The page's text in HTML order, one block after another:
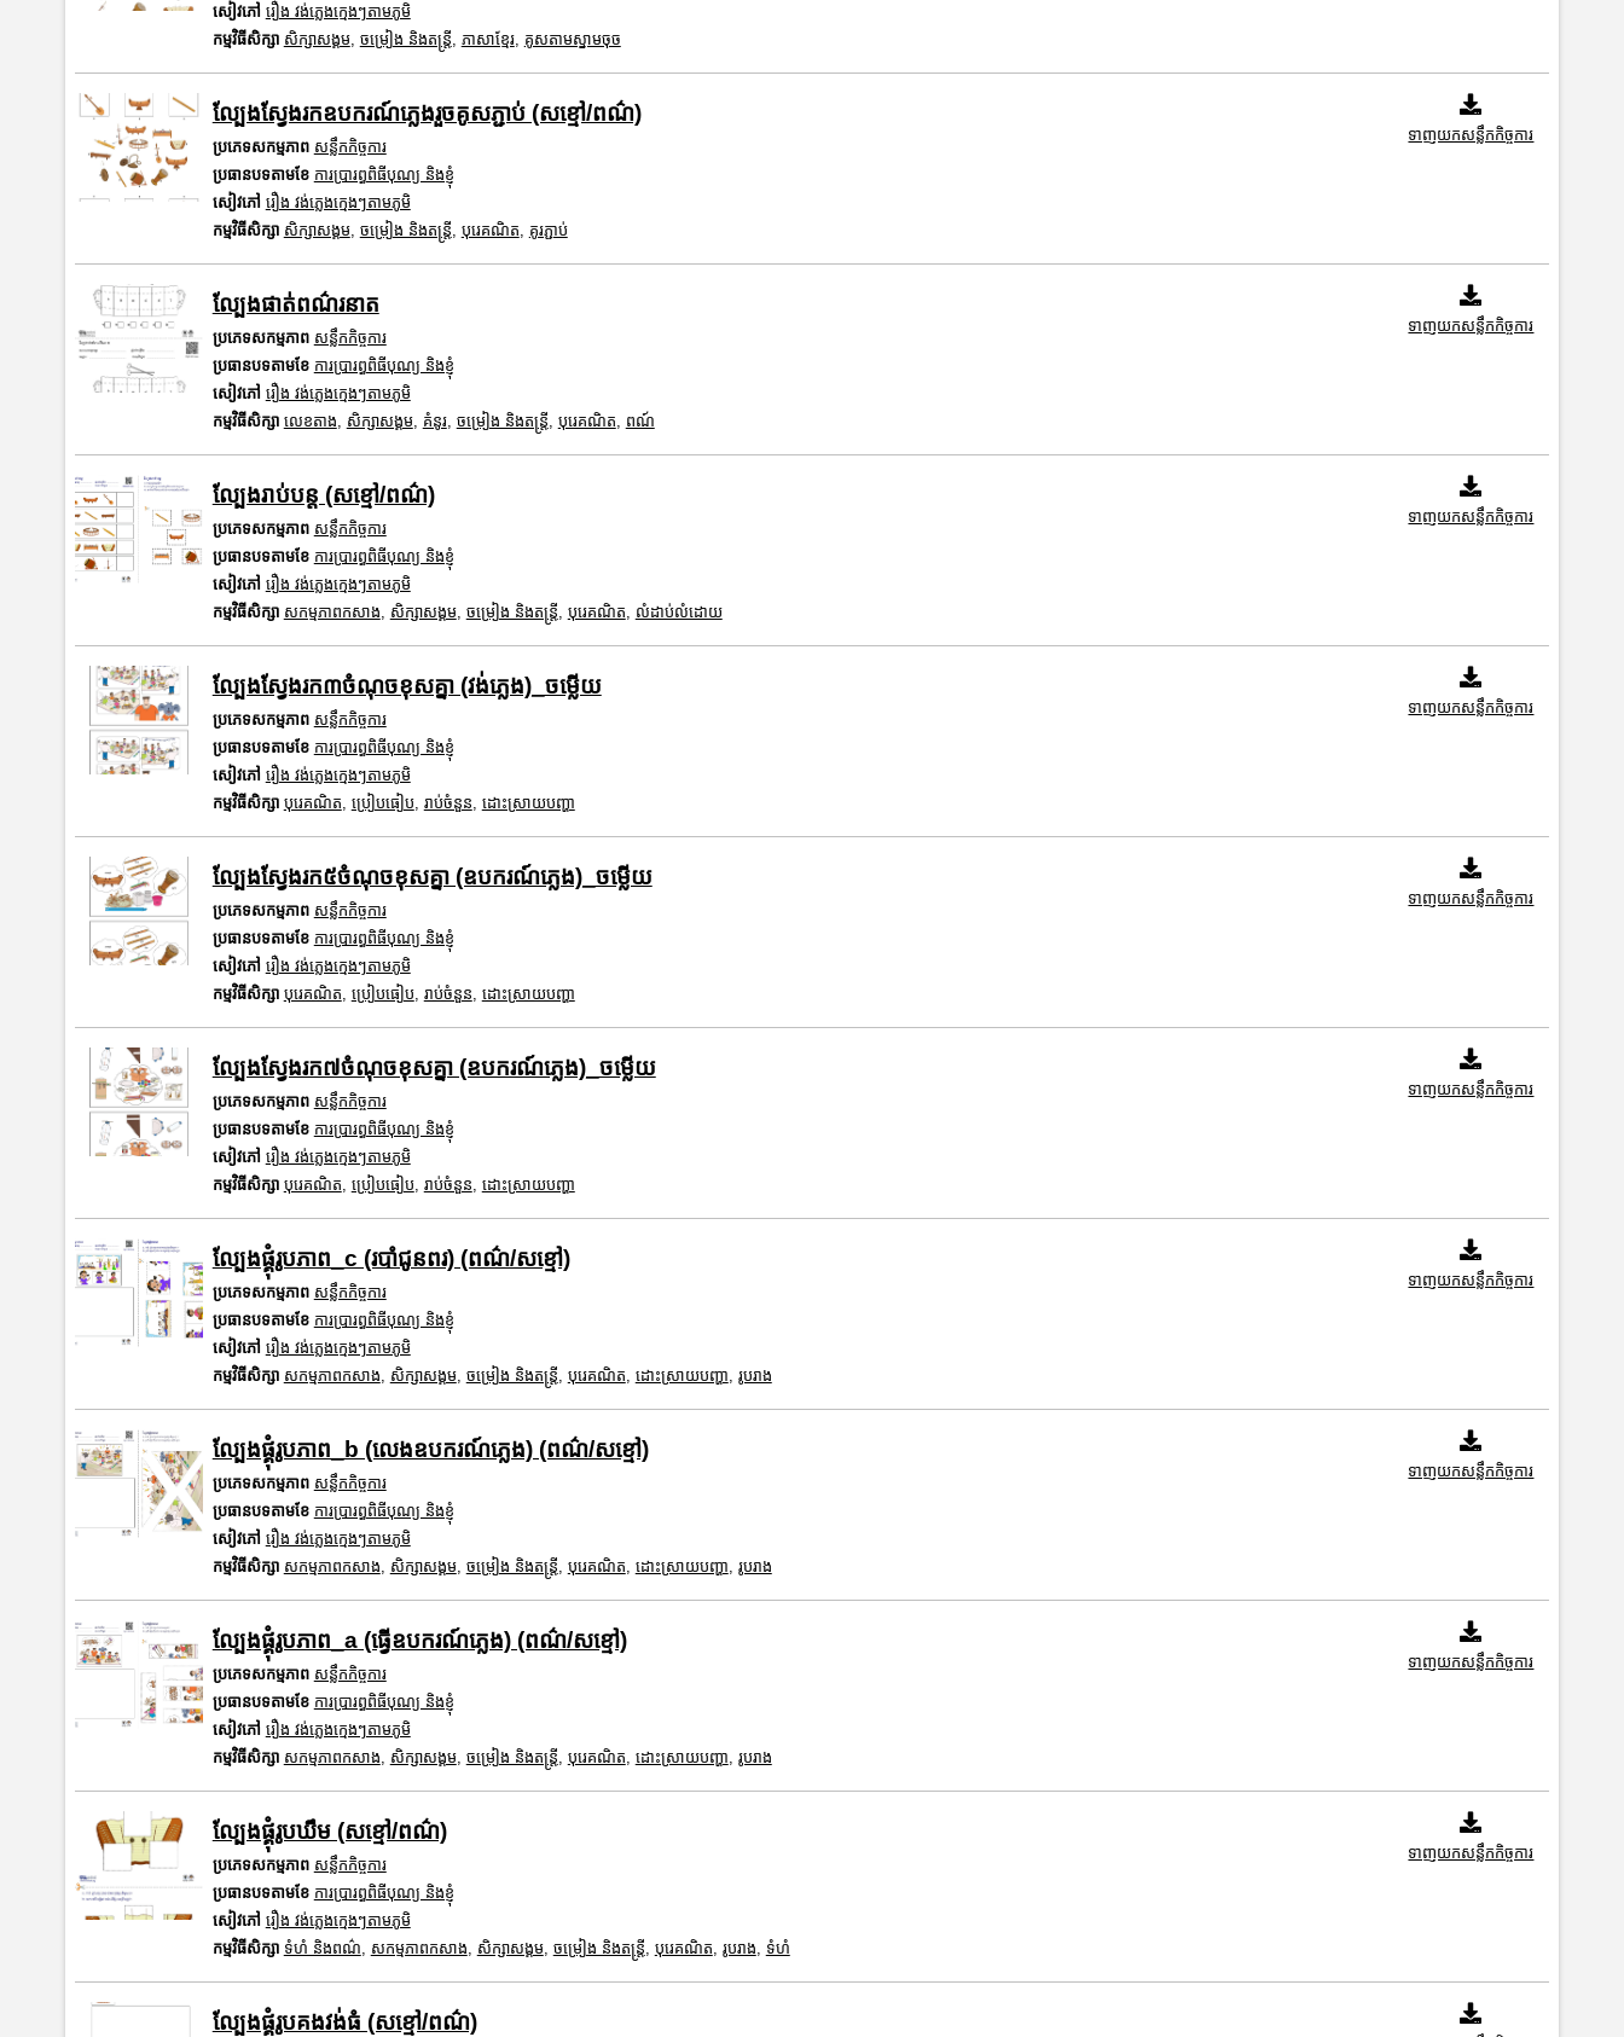
សៀវភៅ រឿង វង់ភ្លេងក្មេងៗតាមភូមិ
កម្មវិធីសិក្សា សិក្សាសង្គម, ចម្រៀង និងតន្ត្រី ភាសាខ្មែរ, គូសតាមស្នាមចុច
ល្បែងស្វែងរកឧបករណ៍ភ្លេងរួចគូសភ្ជាប់ (សខ្មៅ/ពណ៌)
ប្រភេទសកម្មភាព សន្លឹកកិច្ចការ
ប្រធានបទតាមខែ ការប្រារព្ធពិធីបុណ្យ និងខ្ញុំ
សៀវភៅ រឿង វង់ភ្លេងក្មេងៗតាមភូមិ
កម្មវិធីសិក្សា សិក្សាសង្គម, ចម្រៀង និងតន្ត្រី បុរេគណិត គូរភ្ជាប់
ទាញយកសន្លឹកកិច្ចការ
ល្បែងផាត់ពណ៌រនាត
ប្រភេទសកម្មភាព សន្លឹកកិច្ចការ
ប្រធានបទតាមខែ ការប្រារព្ធពិធីបុណ្យ និងខ្ញុំ
សៀវភៅ រឿង វង់ភ្លេងក្មេងៗតាមភូមិ
កម្មវិធីសិក្សា លេខតាង សិក្សាសង្គម, គំនូរ, ចម្រៀង និងតន្ត្រី បុរេគណិត ពណ៍
ទាញយកសន្លឹកកិច្ចការ
ល្បែងរាប់បន្ត (សខ្មៅ/ពណ៌)
ប្រភេទសកម្មភាព សន្លឹកកិច្ចការ
ប្រធានបទតាមខែ ការប្រារព្ធពិធីបុណ្យ និងខ្ញុំ
សៀវភៅ រឿង វង់ភ្លេងក្មេងៗតាមភូមិ
កម្មវិធីសិក្សា សកម្មភាពកសាង សិក្សាសង្គម, ចម្រៀង និងតន្ត្រី បុរេគណិត លំដាប់លំដោយ
ទាញយកសន្លឹកកិច្ចការ
ល្បែងស្វែងរក៣ចំណុចខុសគ្នា (វង់ភ្លេង)_ចម្លើយ
ប្រភេទសកម្មភាព សន្លឹកកិច្ចការ
ប្រធានបទតាមខែ ការប្រារព្ធពិធីបុណ្យ និងខ្ញុំ
សៀវភៅ រឿង វង់ភ្លេងក្មេងៗតាមភូមិ
កម្មវិធីសិក្សា បុរេគណិត ប្រៀបធៀប, រាប់ចំនួន ដោះស្រាយបញ្ហា
ទាញយកសន្លឹកកិច្ចការ
ល្បែងស្វែងរក៥ចំណុចខុសគ្នា (ឧបករណ៍ភ្លេង)_ចម្លើយ
ប្រភេទសកម្មភាព សន្លឹកកិច្ចការ
ប្រធានបទតាមខែ ការប្រារព្ធពិធីបុណ្យ និងខ្ញុំ
សៀវភៅ រឿង វង់ភ្លេងក្មេងៗតាមភូមិ
កម្មវិធីសិក្សា បុរេគណិត ប្រៀបធៀប, រាប់ចំនួន ដោះស្រាយបញ្ហា
ទាញយកសន្លឹកកិច្ចការ
ល្បែងស្វែងរក៧ចំណុចខុសគ្នា (ឧបករណ៍ភ្លេង)_ចម្លើយ
ប្រភេទសកម្មភាព សន្លឹកកិច្ចការ
ប្រធានបទតាមខែ ការប្រារព្ធពិធីបុណ្យ និងខ្ញុំ
សៀវភៅ រឿង វង់ភ្លេងក្មេងៗតាមភូមិ
កម្មវិធីសិក្សា បុរេគណិត ប្រៀបធៀប, រាប់ចំនួន ដោះស្រាយបញ្ហា
ទាញយកសន្លឹកកិច្ចការ
ល្បែងផ្គុំរូបភាព_c (របាំជូនពរ) (ពណ៌/សខ្មៅ)
ប្រភេទសកម្មភាព សន្លឹកកិច្ចការ
ប្រធានបទតាមខែ ការប្រារព្ធពិធីបុណ្យ និងខ្ញុំ
សៀវភៅ រឿង វង់ភ្លេងក្មេងៗតាមភូមិ
កម្មវិធីសិក្សា សកម្មភាពកសាង សិក្សាសង្គម, ចម្រៀង និងតន្ត្រី បុរេគណិត ដោះស្រាយបញ្ហា រូបរាង
ទាញយកសន្លឹកកិច្ចការ
ល្បែងផ្គុំរូបភាព_b (លេងឧបករណ៍ភ្លេង) (ពណ៌/សខ្មៅ)
ប្រភេទសកម្មភាព សន្លឹកកិច្ចការ
ប្រធានបទតាមខែ ការប្រារព្ធពិធីបុណ្យ និងខ្ញុំ
សៀវភៅ រឿង វង់ភ្លេងក្មេងៗតាមភូមិ
កម្មវិធីសិក្សា សកម្មភាពកសាង សិក្សាសង្គម, ចម្រៀង និងតន្ត្រី បុរេគណិត ដោះស្រាយបញ្ហា រូបរាង
ទាញយកសន្លឹកកិច្ចការ
ល្បែងផ្គុំរូបភាព_a (ធ្វើឧបករណ៍ភ្លេង) (ពណ៌/សខ្មៅ)
ប្រភេទសកម្មភាព សន្លឹកកិច្ចការ
ប្រធានបទតាមខែ ការប្រារព្ធពិធីបុណ្យ និងខ្ញុំ
សៀវភៅ រឿង វង់ភ្លេងក្មេងៗតាមភូមិ
កម្មវិធីសិក្សា សកម្មភាពកសាង សិក្សាសង្គម, ចម្រៀង និងតន្ត្រី បុរេគណិត ដោះស្រាយបញ្ហា រូបរាង
ទាញយកសន្លឹកកិច្ចការ
ល្បែងផ្គុំរូបឃឹម (សខ្មៅ/ពណ៌)
ប្រភេទសកម្មភាព សន្លឹកកិច្ចការ
ប្រធានបទតាមខែ ការប្រារព្ធពិធីបុណ្យ និងខ្ញុំ
សៀវភៅ រឿង វង់ភ្លេងក្មេងៗតាមភូមិ
កម្មវិធីសិក្សា ទំហំ និងពណ៌ សកម្មភាពកសាង សិក្សាសង្គម, ចម្រៀង និងតន្ត្រី បុរេគណិត រូបរាង ទំហំ
ទាញយកសន្លឹកកិច្ចការ
ល្បែងផ្គុំរូបគងវង់ធំ (សខ្មៅ/ពណ៌)